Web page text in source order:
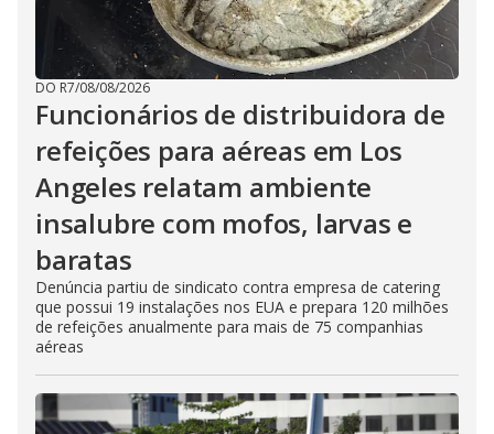
DO R7/08/08/2026
Funcionários de distribuidora de
refeições para aéreas em Los
Angeles relatam ambiente
insalubre com mofos, larvas e
baratas
Denúncia partiu de sindicato contra empresa de catering
que possui 19 instalações nos EUA e prepara 120 milhões
de refeições anualmente para mais de 75 companhias
aéreas